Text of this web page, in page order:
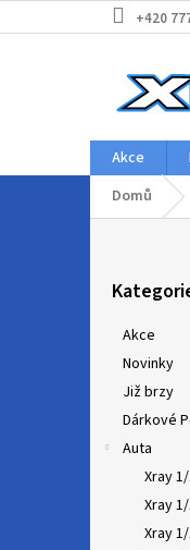
na
+420
Akce
Domů
kategorie
Akce
Novinky
Již brzy
Dárkové
Auta
Xray
Xray
Xray